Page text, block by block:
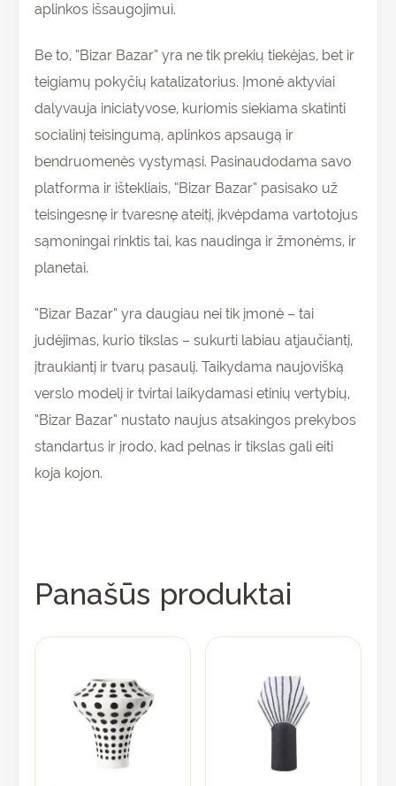
aplinkos išsaugojimui.
Be to, “Bizar Bazar” yra ne tik prekių tiekėjas, bet ir
teigiamų pokyčių katalizatorius. Įmonė aktyviai
dalyvauja iniciatyvose, kuriomis siekiama skatinti
socialinį teisingumą, aplinkos apsaugą ir
bendruomenės vystymąsi. Pasinaudodama savo
platforma ir ištekliais, “Bizar Bazar” pasisako už
teisingesnę ir tvaresnę ateitį, įkvėpdama vartotojus
sąmoningai rinktis tai, kas naudinga ir žmonėms, ir
planetai.
“Bizar Bazar” yra daugiau nei tik įmonė – tai
judėjimas, kurio tikslas – sukurti labiau atjaučiantį,
įtraukiantį ir tvarų pasaulį. Taikydama naujovišką
verslo modelį ir tvirtai laikydamasi etinių vertybių,
“Bizar Bazar” nustato naujus atsakingos prekybos
standartus ir įrodo, kad pelnas ir tikslas gali eiti
koja kojon.
Panašūs produktai